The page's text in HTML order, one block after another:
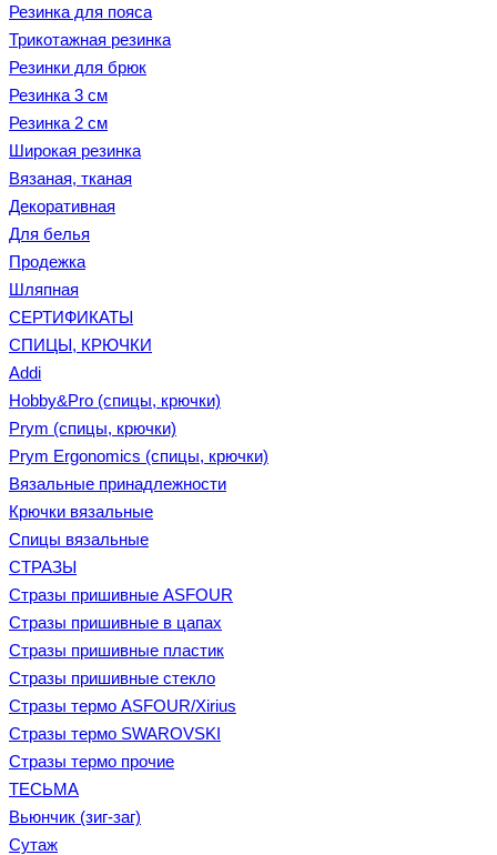
Резинка для пояса
Трикотажная резинка
Резинки для брюк
Резинка 3 см
Резинка 2 см
Широкая резинка
Вязаная, тканая
Декоративная
Для белья
Продежка
Шляпная
СЕРТИФИКАТЫ
СПИЦЫ, КРЮЧКИ
Addi
Hobby&Pro (спицы, крючки)
Prym (спицы, крючки)
Prym Ergonomics (спицы, крючки)
Вязальные принадлежности
Крючки вязальные
Спицы вязальные
СТРАЗЫ
Стразы пришивные ASFOUR
Стразы пришивные в цапах
Стразы пришивные пластик
Стразы пришивные стекло
Стразы термо ASFOUR/Xirius
Стразы термо SWAROVSKI
Стразы термо прочие
ТЕСЬМА
Вьюнчик (зиг-заг)
Сутаж